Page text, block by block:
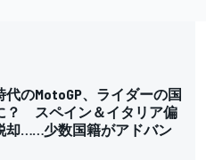
代のMotoGP、ライダーの国
？ スペイン＆イタリア偏
却……少数国籍がアドバン